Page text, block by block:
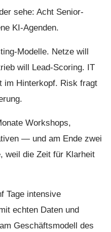
sehe: Acht Senior-
KI-Agenden.
Modelle. Netze will
will Lead-Scoring. IT
im Hinterkopf. Risk fragt
Workshops,
— und am Ende zwei
weil die Zeit für Klarheit
Tage intensive
echten Daten und
Geschäftsmodell des